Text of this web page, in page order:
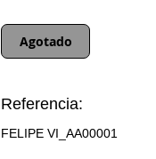
Agotado
Referencia:
FELIPE VI_AA00001